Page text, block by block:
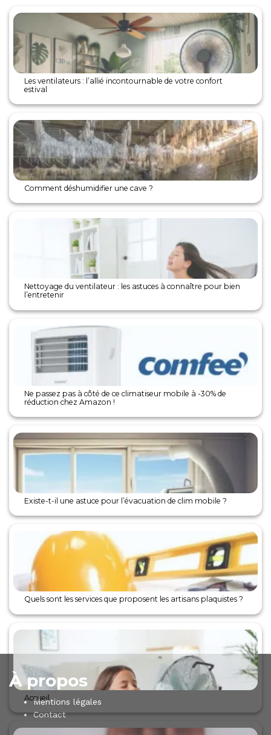
Les ventilateurs : l’allié incontournable de votre confort
estival
Comment déshumidifier une cave ?
Nettoyage du ventilateur : les astuces à connaître pour bien
l’entretenir
Ne passez pas à côté de ce climatiseur mobile à -30% de
réduction chez Amazon !
Existe-t-il une astuce pour l’évacuation de clim mobile ?
Quels sont les services que proposent les artisans plaquistes ?
Accueil
À propos
Mentions légales
Contact